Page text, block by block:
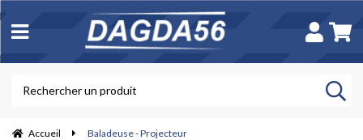
Accueil Baladeuse - Projecteur